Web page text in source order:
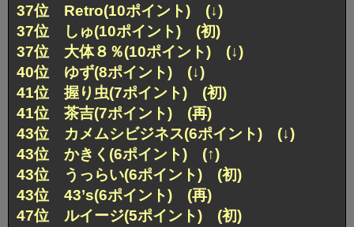
37位 Retro(10ポイント) (↓)
37位 しゅ(10ポイント) (初)
37位 大体８％(10ポイント) (↓)
40位 ゆず(8ポイント) (↓)
41位 握り虫(7ポイント) (初)
41位 茶吉(7ポイント) (再)
43位 カメムシビジネス(6ポイント) (↓)
43位 かきく(6ポイント) (↑)
43位 うっらい(6ポイント) (初)
43位 43’s(6ポイント) (再)
47位 ルイージ(5ポイント) (初)